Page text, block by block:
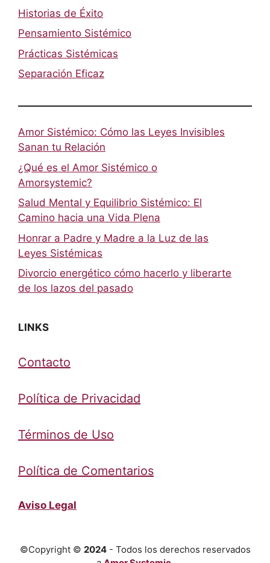
Historias de Éxito
Pensamiento Sistémico
Prácticas Sistémicas
Separación Eficaz
Amor Sistémico: Cómo las Leyes Invisibles
Sanan tu Relación
¿Qué es el Amor Sistémico o
Amorsystemic?
Salud Mental y Equilibrio Sistémico: El
Camino hacia una Vida Plena
Honrar a Padre y Madre a la Luz de las
Leyes Sistémicas
Divorcio energético cómo hacerlo y liberarte
de los lazos del pasado
LINKS
Contacto
Política de Privacidad
Términos de Uso
Política de Comentarios
Aviso Legal
©Copyright © 2024- Todos los derechos reservados